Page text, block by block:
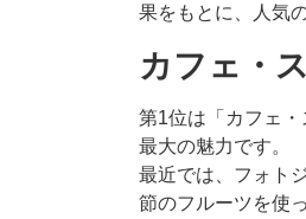
果をもとに、人気
カフェ・
第1位は「カフェ
最大の魅力です。
最近では、フォト
節のフルーツを使